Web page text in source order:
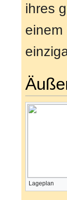
ihres
einem
Lageplan